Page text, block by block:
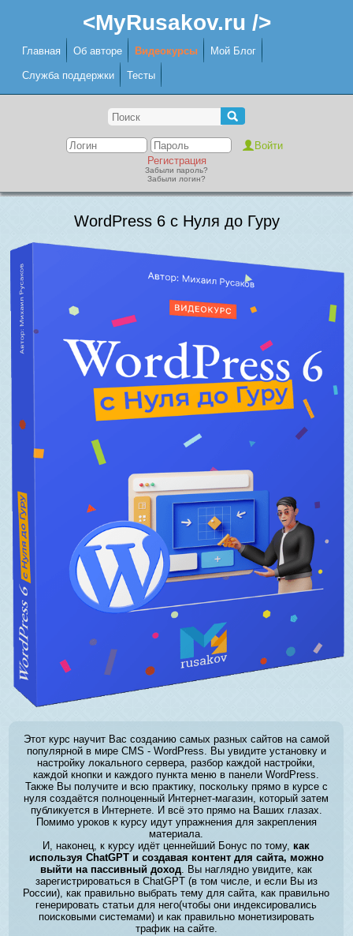
<MyRusakov.ru />
Главная Об авторе Видеокурсы Мой Блог
Служба поддержки Тесты
Регистрация
Забыли пароль?
Забыли логин?
WordPress 6 с Нуля до Гуру
Этот курс научит Вас созданию самых разных сайтов на самой
популярной в мире CMS - WordPress. Вы увидите установку и
настройку локального сервера, разбор каждой настройки,
каждой кнопки и каждого пункта меню в панели WordPress.
Также Вы получите и всю практику, поскольку прямо в курсе с
нуля создаётся полноценный Интернет-магазин, который затем
публикуется в Интернете. И всё это прямо на Ваших глазах.
Помимо уроков к курсу идут упражнения для закрепления
материала.
И, наконец, к курсу идёт ценнейший Бонус по тому,как
используя ChatGPT и создавая контент для сайта, можно
выйти на пассивный доход. Вы наглядно увидите, как
зарегистрироваться в ChatGPT (в том числе, и если Вы из
России), как правильно выбрать тему для сайта, как правильно
генерировать статьи для него(чтобы они индексировались
поисковыми системами) и как правильно монетизировать
трафик на сайте.